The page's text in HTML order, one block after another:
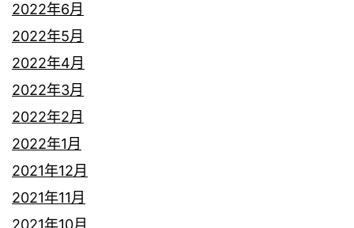
2022年6月
2022年5月
2022年4月
2022年3月
2022年2月
2022年1月
2021年12月
2021年11月